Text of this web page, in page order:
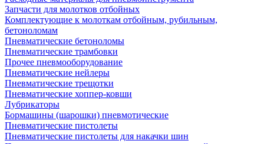
Запчасти для молотков отбойных
Комплектующие к молоткам отбойным, рубильным,
бетоноломам
Пневматические бетоноломы
Пневматические трамбовки
Прочее пневмооборудование
Пневматические нейлеры
Пневматические трещотки
Пневматические хоппер-ковши
Лубрикаторы
Бормашины (шарошки) пневмотические
Пневматические пистолеты
Пневматические пистолеты для накачки шин